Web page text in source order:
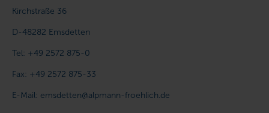
Kirchstraße 36
D-48282 Emsdetten
Tel: +49 2572 875-0
Fax: +49 2572 875-33
E-Mail: emsdetten@alpmann-froehlich.de